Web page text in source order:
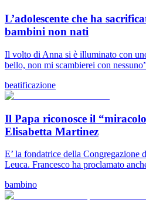
L’adolescente che ha
bambini non nati
Il volto di Anna si è illuminato con
bello, non mi scambierei con
beatificazione
Il Papa riconosce il
Elisabetta Martinez
E’ la fondatrice della Congregazione
Leuca. Francesco ha proclamato
bambino